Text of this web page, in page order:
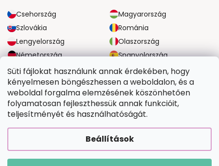
Süti fájlokat használunk annak érdekében, hogy
kényelmesen böngészhessen a weboldalon, és a
weboldal forgalma elemzésének köszönhetően
folyamatosan fejleszthessük annak funkcióit,
teljesítményét és használhatóságát.
Beállítások
Csehország
Magyarország
Szlovákia
Románia
Lengyelország
Olaszország
Németország
Spanyolország
Nagy-Britannia
Ausztria
MEGBÍZHATÓ SZÁLLÍTÁSI LEHETŐSÉGEK
BIZTONSÁGOS FIZETÉSI LEHETŐSÉGEK